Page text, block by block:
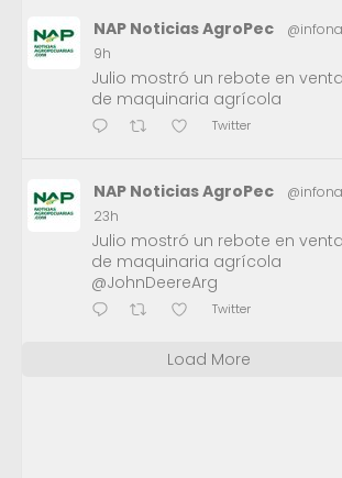
NAP Noticias AgroPec
9h
Julio mostró un rebote en
de maquinaria agrícola
Twitter
NAP Noticias AgroPec
23h
Julio mostró un rebote en
de maquinaria agrícola
@JohnDeereArg
Twitter
Load More